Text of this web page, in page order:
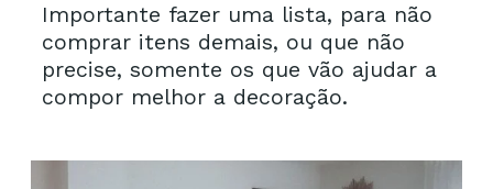
Importante fazer uma lista, para não
comprar itens demais, ou que não
precise, somente os que vão ajudar a
compor melhor a decoração.